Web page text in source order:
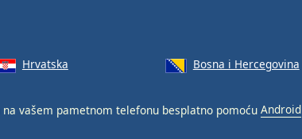
Hrvatska Bosna i Hercegovina
na vašem pametnom telefonu besplatno pomoću Android